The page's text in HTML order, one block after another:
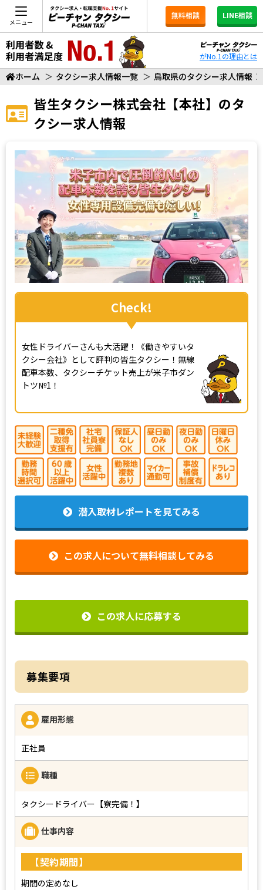
メニュー
無料相談 LINE相談
がNo.1の理由とは
ホーム ＞ タクシー求人情報一覧 ＞ 鳥取県のタクシー求人情報 ＞
皆生タクシー株式会社【本社】 のタ
クシー求人情報
Check!
女性ドライバーさんも大活躍！《働きやすいタ
クシー会社》として評判の皆生タクシー！無線
配車本数、タクシーチケット売上が米子市ダン
トツ№1！
潜入取材レポートを見てみる
この求人について無料相談してみる
この求人に応募する
募集要項
雇用形態
正社員
職種
タクシードライバー【寮完備！】
仕事内容
【契約期間】
期間の定めなし